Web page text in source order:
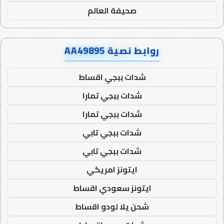
صحيفة العالم
روابط نصية AA49895
شدات ببجي اقساط
شدات ببجي تمارا
شدات ببجي تمارا
شدات ببجي تابي
شدات ببجي تابي
ايتونز امريكي
ايتونز سعودي اقساط
شحن يلا لودو اقساط